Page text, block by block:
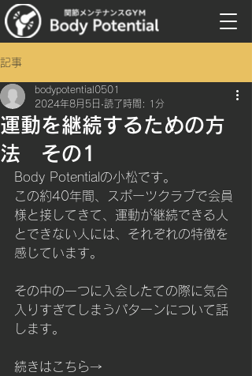
記事
運動を継続するための方
法 その1
bodypotential0501
2024年8月5日 読了時間: 1分
Body Potentialの小松です。
この約40年間、スポーツクラブで会員
様と接してきて、運動が継続できる人
とできない人には、それぞれの特徴を
感じています。
その中の一つに入会したての際に気合
入りすぎてしまうパターンについて話
します。
続きはこちら→